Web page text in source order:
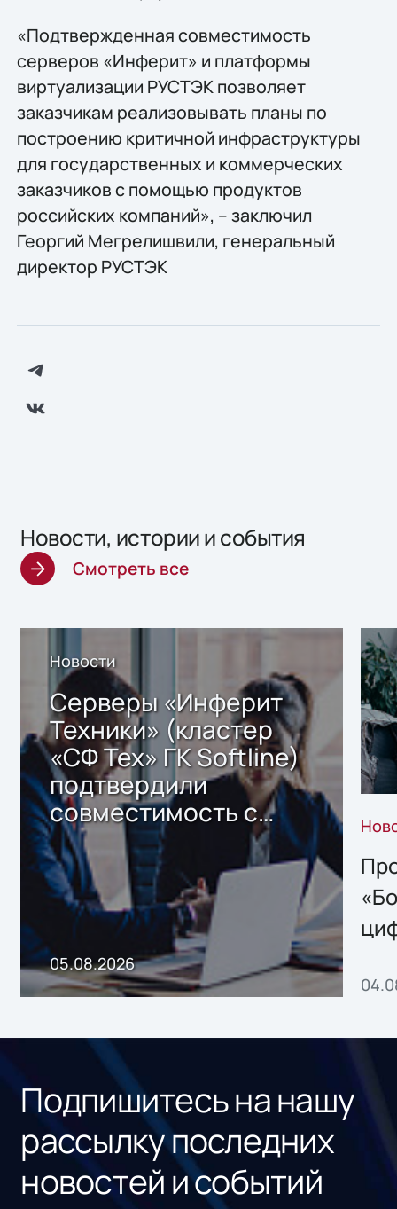
«Подтвержденная совместимость
серверов «Инферит» и платформы
виртуализации РУСТЭК позволяет
заказчикам реализовывать планы по
построению критичной инфраструктуры
для государственных и коммерческих
заказчиков с помощью продуктов
российских компаний», – заключил
Георгий Мегрелишвили, генеральный
директор РУСТЭК
Новости, истории и события
Смотреть все
Новости
Серверы «Инферит
Техники» (кластер
«СФ Тех» ГК Softline)
подтвердили
совместимость с
решением Sharx
Storage 2.x для
хранения данных
05.08.2026
Подпишитесь на нашу
рассылку последних
новостей и событий